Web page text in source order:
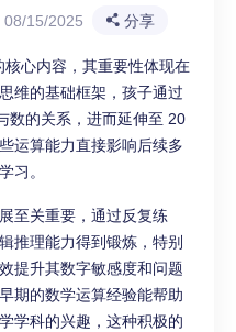
08/15/2025 分享
核心内容，其重要性体现在
维的基础框架，孩子通过
数的关系，进而延伸至 20
运算能力直接影响后续多
习。
至关重要，通过反复练
推理能力得到锻炼，特别
提升其数字敏感度和问题
期的数学运算经验能帮助
学科的兴趣，这种积极的